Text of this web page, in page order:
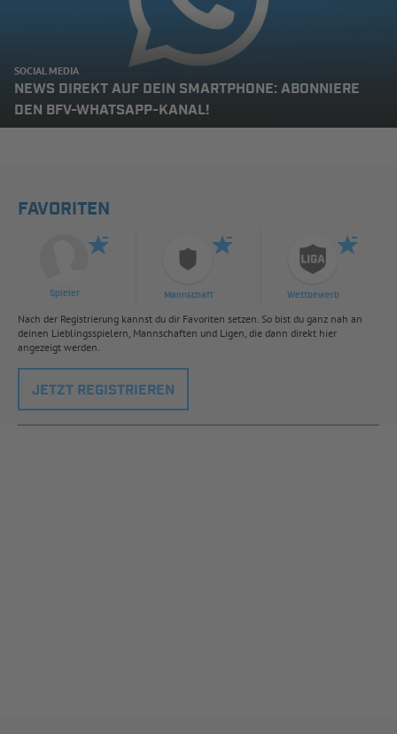
SOCIAL MEDIA
NEWS DIREKT AUF DEIN SMARTPHONE: ABONNIERE
DEN BFV-WHATSAPP-KANAL!
FAVORITEN
Spieler Mannschaft Wettbewerb
Nach der Registrierung kannst du dir Favoriten setzen. So bist du ganz nah an
deinen Lieblingsspielern, Mannschaften und Ligen, die dann direkt hier
angezeigt werden.
JETZT REGISTRIEREN